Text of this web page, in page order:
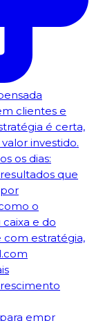
empr